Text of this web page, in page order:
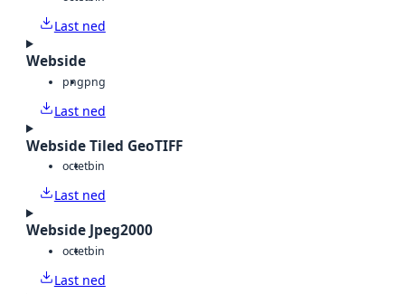
Last ned
Webside
pngpng
Last ned
Webside Tiled GeoTIFF
octetbin
Last ned
Webside Jpeg2000
octetbin
Last ned